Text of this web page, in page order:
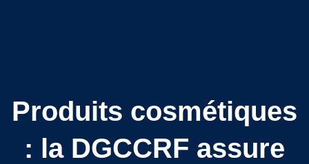
Produits cosmétiques
: la DGCCRF assure